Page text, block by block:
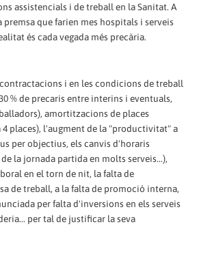
assistencials i de treball en la Sanitat. A
premsa que farien mes hospitals i serveis
és cada vegada més precària.
i en les condicions de treball
% de precaris entre interins i eventuals,
amortitzacions de places
places), l'augment de la "productivitat" a
per objectius, els canvis d'horaris
la jornada partida en molts serveis...),
en el torn de nit, la falta de
de treball, a la falta de promoció interna,
per falta d'inversions en els serveis
per tal de justificar la seva